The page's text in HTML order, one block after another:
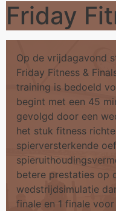
Friday
Op de vrijdagavond
Friday Fitness &
training is bedoeld
begint met een 45
gevolgd door een
het stuk fitness
spierversterkende
betere prestaties op
wedstrijdsimulatie
finale en 1 finale